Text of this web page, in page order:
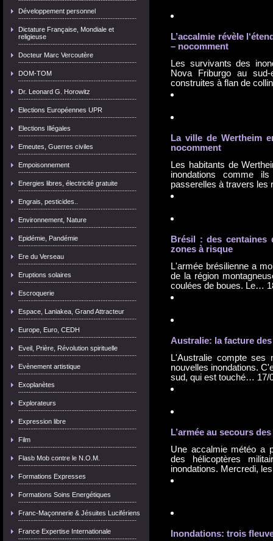
Développement personnel
Dictature Française, Mondiale et
religieuse
Docteur Marc Vercoutère
DOM-TOM
Dr. Leonard G. Horowitz
Elections Européennes UPR
Elections Illégales
Emeutes, Guerres civiles
Empoisonnement
Energies libres, électricité gratuite
Engrais, pesticides..
Environnement, Nature
Epidémie, Pandémie
Ere du Verseau
Eruptions solaires
Escroquerie
Espace, Laniakea, Grand Attracteur
Europe, Euro, CEDH
Eveil, Prière, Révolution spirituelle
Evènement artistique
Exoplanètes
Explorateurs
Expression libre
Film
Flasb Mob contre le N.O.M.
Formations Expresses
Formations Soins Energétiques
Franc-Maçonnerie & Jésuites Lucifériens
France Expertise Internationale
L’accalmie révèle
– nocomment
Les survivants des
Nova Friburgo au
construites à flan de
La ville de Wertheim
nocomment
Les habitants de
inondations comme
passerelles à travers
Brésil : des centaines
zones à risque
L'armée brésilienne a
de la région
coulées de boues. Le…
Australie: la facture
L'Australie compte
nouvelles inondations.
sud, qui est touché… 17/
L’armée au secours
Une accalmie météo a
des hélicoptères
inondations. Mercredi,
Inondations: trois